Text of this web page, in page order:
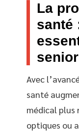
La
santé
Avec
santé
médical plus
optiques ou